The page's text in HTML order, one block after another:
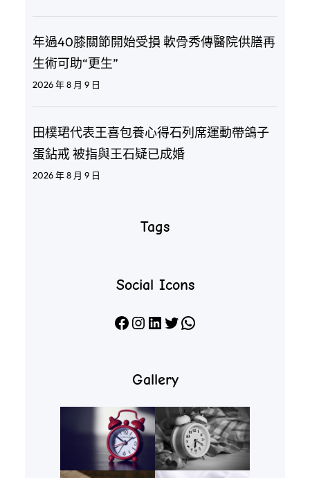
年過40膝關節開始受損 軟骨秀傳醫院供膳再
生術可助“更生”
2026 年 8 月 9 日
田樸珺代表王喜包養心得石列席運動帶鴿子
蛋鉆戒 被指與王石疑已成婚
2026 年 8 月 9 日
Tags
Social Icons
Facebook Instagram LinkedIn X WhatsApp
Gallery